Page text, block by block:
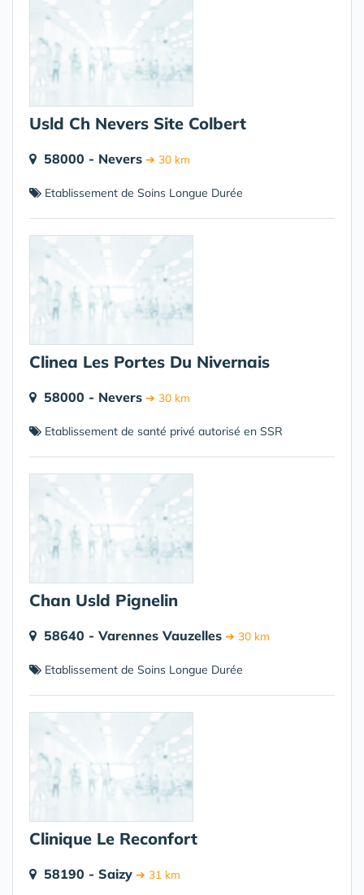
Usld Ch Nevers Site Colbert
58000 - Nevers ➔ 30 km
Etablissement de Soins Longue Durée
Clinea Les Portes Du Nivernais
58000 - Nevers ➔ 30 km
Etablissement de santé privé autorisé en SSR
Chan Usld Pignelin
58640 - Varennes Vauzelles ➔ 30 km
Etablissement de Soins Longue Durée
Clinique Le Reconfort
58190 - Saizy ➔ 31 km